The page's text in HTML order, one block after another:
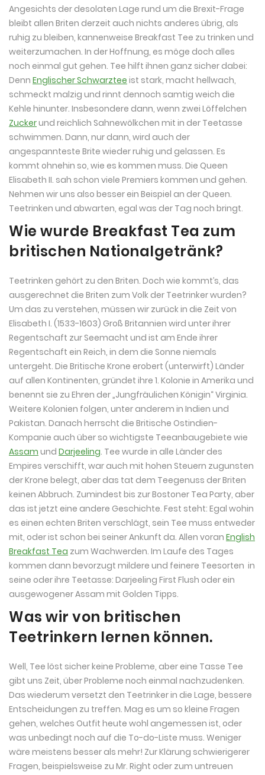
Angesichts der desolaten Lage rund um die Brexit-Frage
bleibt allen Briten derzeit auch nichts anderes übrig, als
ruhig zu bleiben, kannenweise Breakfast Tee zu trinken und
weiterzumachen. In der Hoffnung, es möge doch alles
noch einmal gut gehen. Tee hilft ihnen ganz sicher dabei:
Denn Englischer Schwarztee ist stark, macht hellwach,
schmeckt malzig und rinnt dennoch samtig weich die
Kehle hinunter. Insbesondere dann, wenn zwei Löffelchen
Zuckerund reichlich Sahnewölkchen mit in der Teetasse
schwimmen. Dann, nur dann, wird auch der
angespannteste Brite wieder ruhig und gelassen. Es
kommt ohnehin so, wie es kommen muss. Die Queen
Elisabeth II. sah schon viele Premiers kommen und gehen.
Nehmen wir uns also besser ein Beispiel an der Queen.
Teetrinken und abwarten, egal was der Tag noch bringt.
Wie wurde Breakfast Tea zum
britischen Nationalgetränk?
Teetrinken gehört zu den Briten. Doch wie kommt’s, das
ausgerechnet die Briten zum Volk der Teetrinker wurden?
Um das zu verstehen, müssen wir zurück in die Zeit von
Elisabeth I. (1533-1603) Groß Britannien wird unter ihrer
Regentschaft zur Seemacht und ist am Ende ihrer
Regentschaft ein Reich, in dem die Sonne niemals
untergeht. Die Britische Krone erobert (unterwirft) Länder
auf allen Kontinenten, gründet ihre 1. Kolonie in Amerika und
benennt sie zu Ehren der „Jungfräulichen Königin“ Virginia.
Weitere Kolonien folgen, unter anderem in Indien und
Pakistan. Danach herrscht die Britische Ostindien-
Kompanie auch über so wichtigste Teeanbaugebiete wie
Assam und Darjeeling. Tee wurde in alle Länder des
Empires verschifft, war auch mit hohen Steuern zugunsten
der Krone belegt, aber das tat dem Teegenuss der Briten
keinen Abbruch. Zumindest bis zur Bostoner Tea Party, aber
das ist jetzt eine andere Geschichte. Fest steht: Egal wohin
es einen echten Briten verschlägt, sein Tee muss entweder
mit, oder ist schon bei seiner Ankunft da. Allen voran English
Breakfast Tea zum Wachwerden. Im Laufe des Tages
kommen dann bevorzugt mildere und feinere Teesorten in
seine oder ihre Teetasse: Darjeeling First Flush oder ein
ausgewogener Assam mit Golden Tipps.
Was wir von britischen
Teetrinkern lernen können.
Well, Tee löst sicher keine Probleme, aber eine Tasse Tee
gibt uns Zeit, über Probleme noch einmal nachzudenken.
Das wiederum versetzt den Teetrinker in die Lage, bessere
Entscheidungen zu treffen. Mag es um so kleine Fragen
gehen, welches Outfit heute wohl angemessen ist, oder
was unbedingt noch auf die To-do-Liste muss. Weniger
wäre meistens besser als mehr! Zur Klärung schwierigerer
Fragen, beispielsweise zu Mr. Right oder zum untreuen